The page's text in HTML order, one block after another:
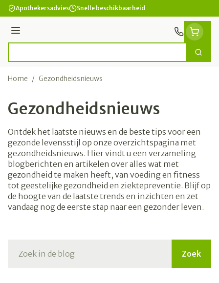
Ga naar de inhoud
Apothekersadvies Snelle beschikbaarheid
Menu
Zoek
Home / Gezondheidsnieuws
Gezondheidsnieuws
Ontdek het laatste nieuws en de beste tips voor een
gezonde levensstijl op onze overzichtspagina met
gezondheidsnieuws. Hier vindt u een verzameling
blogberichten en artikelen over alles wat met
gezondheid te maken heeft, van voeding en fitness
tot geestelijke gezondheid en ziektepreventie. Blijf op
de hoogte van de laatste trends en inzichten en zet
vandaag nog de eerste stap naar een gezonder leven.
Zoek